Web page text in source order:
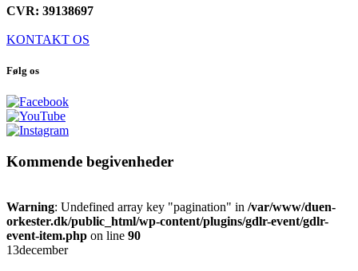
CVR: 39138697
KONTAKT OS
Følg os
Kommende begivenheder
Warning: Undefined array key "pagination" in /var/www/duen-
orkester.dk/public_html/wp-content/plugins/gdlr-event/gdlr-
event-item.php on line 90
13december